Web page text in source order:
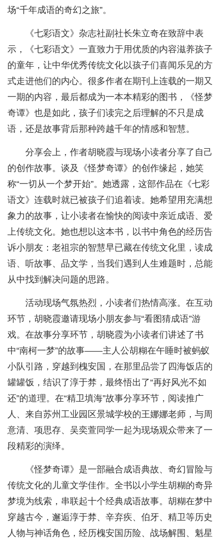
场“千年成语的奇幻之旅”。
《七彩语文》杂志社副社长朱立奇在致辞中表
示，《七彩语文》一直致力于用优质的内容滋养孩子
的童年，让中华优秀传统文化以孩子们喜闻乐见的方
式走进他们的内心。很多作者在期刊上连载的一期又
一期的内容，最后都成为一本本精彩的图书，《怪梦
奇谭》也是如此，孩子们读完之后理解的不只是成
语，还是故事背后那种跨越千年的情感和智慧。
分享会上，作者胡晓霞与现场小读者分享了自己
的创作故事。谈及《怪梦奇谭》的创作缘起，她笑
称“一切从一个梦开始”。她透露，这部作品在《七彩
语文》连载时就已被孩子们追着读。她希望用充满想
象力的故事，让小读者在愉快的阅读中亲近成语、爱
上传统文化。她也想以这本书，以书中角色的经历告
诉小朋友：老祖宗的智慧早已藏在传统文化里，读成
语、听故事、品文学，当我们遇到人生难题时，总能
从中找到解决问题的思路。
活动现场气氛热烈，小读者们热情高涨。在互动
环节，胡晓霞邀请现场小朋友参与“看图猜成语”游
戏。在故事分享环节，胡晓霞为小读者们讲述了书
中“南柯一梦”的故事——主人公胡糊在午睡时被蚂蚁
小队引路，穿越到槐安国，在那里品尝了四海饭店的
罐罐饭，结识了淳于棼，最终悟出了“再好风光不如
还”的道理。在“精卫填海”故事分享环节，阅读推广
人、来自苏州工业园区景城学校的王娜娜老师，与周
意清、项思存、吴奕萱同学一起为现场观众带来了一
段精彩的演绎。
《怪梦奇谭》是一部融合成语典故、奇幻冒险与
传统文化的儿童文学佳作。全书以小学生胡糊的奇异
梦境为线索，串联起十个经典成语故事。胡糊在梦中
穿越古今，邂逅淳于棼、辛弃疾、伯牙、精卫等历史
人物与神话角色，经历槐安国历险、战场解围、魁星